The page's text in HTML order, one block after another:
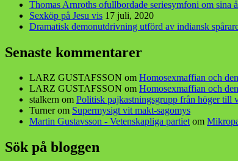
Thomas Arnroths ofullbordade seriesymfoni om sina
Sexköp på Jesu vis 17 juli, 2020
Dramatisk demonutdrivning utförd av indiansk
Senaste kommentarer
LARZ GUSTAFSSON om Homosexmaffian och
LARZ GUSTAFSSON om Homosexmaffian och
stalkern om Politisk pajkastningsgrupp från höger till
Turnerom Supermysigt vit makt-sagomys
Martin Gustavsson - Vetenskapliga partietom
Sök på bloggen